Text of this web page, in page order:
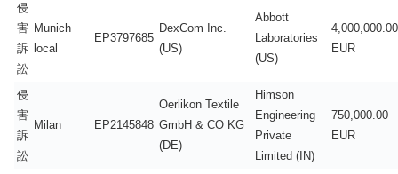
侵
害
訴
訟
Munich
local
EP3797685
DexCom Inc.
(US)
Abbott
Laboratories
(US)
4,000,000.00
EUR
侵
害
訴
訟
Milan EP2145848
Oerlikon Textile
GmbH & CO KG
(DE)
Himson
Engineering
Private
Limited (IN)
750,000.00
EUR